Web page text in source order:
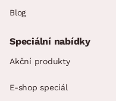
Blog
Speciální nabídky
Akční produkty
E-shop speciál